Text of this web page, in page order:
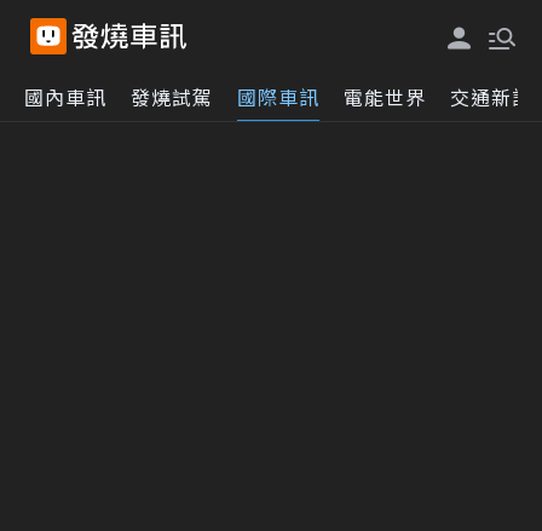
國內車訊 發燒試駕 國際車訊 電能世界 交通新訊